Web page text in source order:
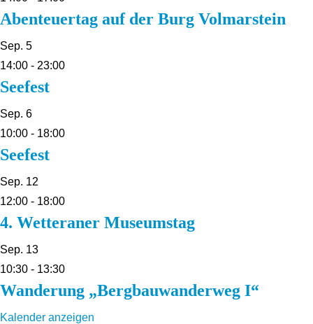
Abenteuertag auf der Burg Volmarstein
Sep. 5
14:00 - 23:00
Seefest
Sep. 6
10:00 - 18:00
Seefest
Sep. 12
12:00 - 18:00
4. Wetteraner Museumstag
Sep. 13
10:30 - 13:30
Wanderung „Bergbauwanderweg I“
Kalender anzeigen